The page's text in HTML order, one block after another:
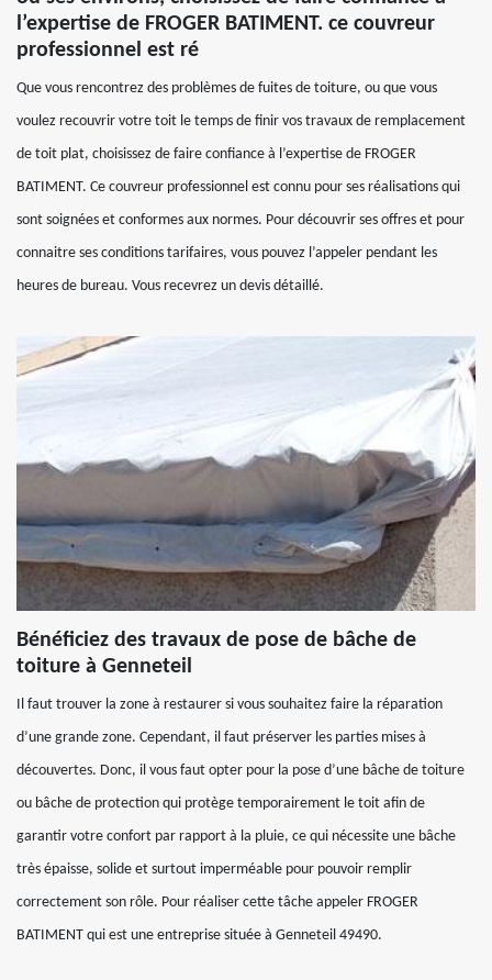
l’expertise de FROGER BATIMENT. ce couvreur
professionnel est ré
Que vous rencontrez des problèmes de fuites de toiture, ou que vous
voulez recouvrir votre toit le temps de finir vos travaux de remplacement
de toit plat, choisissez de faire confiance à l’expertise de FROGER
BATIMENT. Ce couvreur professionnel est connu pour ses réalisations qui
sont soignées et conformes aux normes. Pour découvrir ses offres et pour
connaitre ses conditions tarifaires, vous pouvez l’appeler pendant les
heures de bureau. Vous recevrez un devis détaillé.
Bénéficiez des travaux de pose de bâche de
toiture à Genneteil
Il faut trouver la zone à restaurer si vous souhaitez faire la réparation
d’une grande zone. Cependant, il faut préserver les parties mises à
découvertes. Donc, il vous faut opter pour la pose d’une bâche de toiture
ou bâche de protection qui protège temporairement le toit afin de
garantir votre confort par rapport à la pluie, ce qui nécessite une bâche
très épaisse, solide et surtout imperméable pour pouvoir remplir
correctement son rôle. Pour réaliser cette tâche appeler FROGER
BATIMENT qui est une entreprise située à Genneteil 49490.